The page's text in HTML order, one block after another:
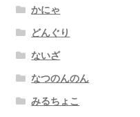
かにゃ
どんぐり
ないざ
なつのんのん
みるちょこ